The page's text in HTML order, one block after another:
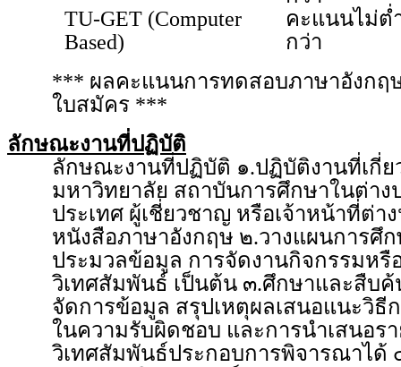
TU-GET (Computer
Based)
คะแนนไม่ต่
กว่า
*** ผลคะแนนการทดสอบภาษาอังกฤ
ใบสมัคร ***
ลักษณะงานที่ปฏิบัติ
ลักษณะงานที่ปฏิบัติ ๑.ปฏิบัติงานที่เกี่
มหาวิทยาลัย สถาบันการศึกษาในต่าง
ประเทศ ผู้เชี่ยวชาญ หรือเจ้าหน้าที่ต่า
หนังสือภาษาอังกฤษ ๒.วางแผนการศึ
ประมวลข้อมูล การจัดงานกิจกรรมหรื
วิเทศสัมพันธ์ เป็นต้น ๓.ศึกษาและสืบ
จัดการข้อมูล สรุปเหตุผลเสนอแนะวิธี
ในความรับผิดชอบ และการนำเสนอร
วิเทศสัมพันธ์ประกอบการพิจารณาไ